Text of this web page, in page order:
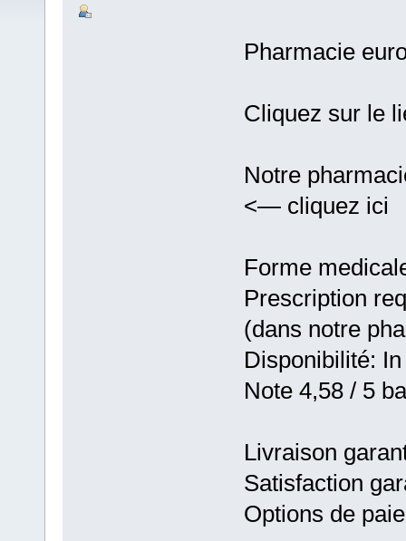
Pharmacie
Cliquez sur le
Notre
<— cliquez ici
Forme
Prescription
(dans notre
Disponibilité:
Note 4,58 / 5
Livraison
Satisfaction
Options de